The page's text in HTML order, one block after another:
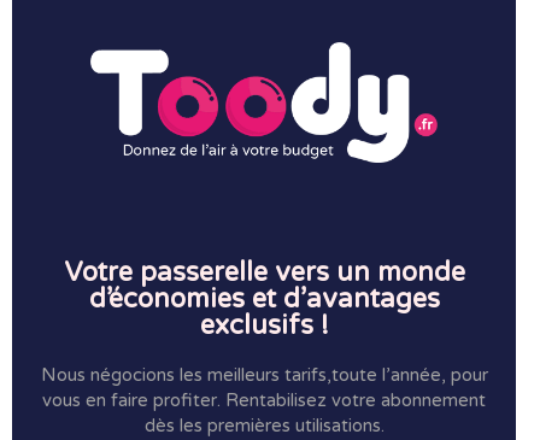
Votre passerelle vers un monde
d’économies et d’avantages
exclusifs !
Nous négocions les meilleurs tarifs,toute l’année, pour
vous en faire profiter. Rentabilisez votre abonnement
dès les premières utilisations.